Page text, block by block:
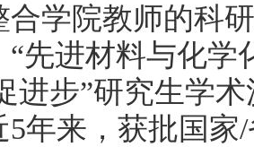
合学院教师的科
“先进材料与化学
进步”研究生学
5年来，获批国